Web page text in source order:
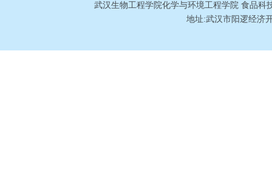
武汉生物工程学院化学与环境工程学院 食品科
地址:武汉市阳逻经济